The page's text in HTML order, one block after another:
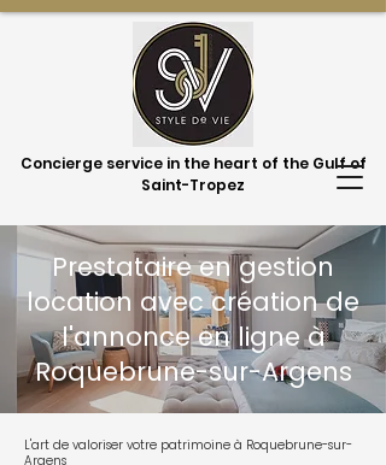
Concierge service in the heart of the Gulf of
Saint-Tropez
Prestataire en gestion
location avec création de
l'annonce en ligne à
Roquebrune-sur-Argens
L'art de valoriser votre patrimoine à Roquebrune-sur-
Argens